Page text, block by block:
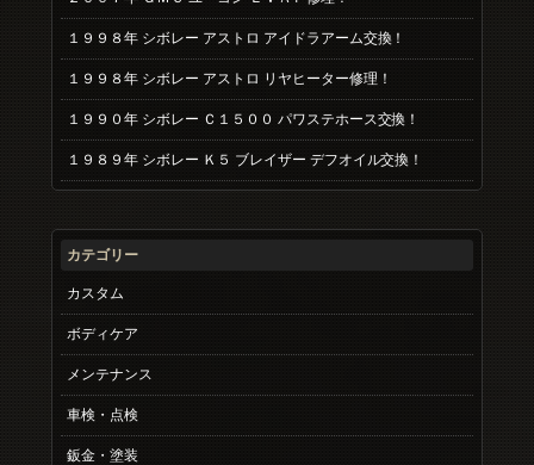
１９９８年 シボレー アストロ アイドラアーム交換！
１９９８年 シボレー アストロ リヤヒーター修理！
１９９０年 シボレー Ｃ１５００ パワステホース交換！
１９８９年 シボレー Ｋ５ ブレイザー デフオイル交換！
カテゴリー
カスタム
ボディケア
メンテナンス
車検・点検
鈑金・塗装